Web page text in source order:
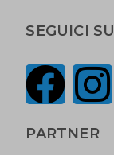
SEGUICI SU
PARTNER